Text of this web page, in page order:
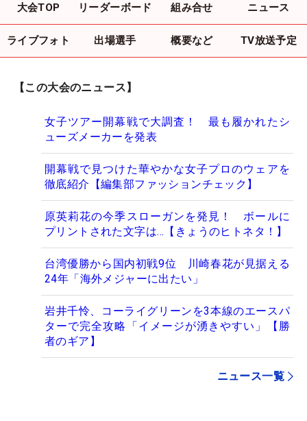
大会TOP リーダーボード 組み合せ ニュース
ライブフォト 出場選手 概要など TV放送予定
【この大会のニュース】
女子ツアー開幕戦で大調査！ 最も履かれたシ
ューズメーカーを発表
開幕戦で見つけた華やかな女子プロのウェアを
徹底紹介【編集部ファッションチェック】
原英莉花の今季スローガンを発見！ ボールに
プリントされた文字は…【きょうのヒトネタ！】
台湾優勝から国内初戦9位 川崎春花が見据える
24年「海外メジャーに出たい」
岩井千怜、コーライグリーンを3本線のエースパ
ターで完全攻略「イメージが湧きやすい」【勝
者のギア】
ニュース一覧